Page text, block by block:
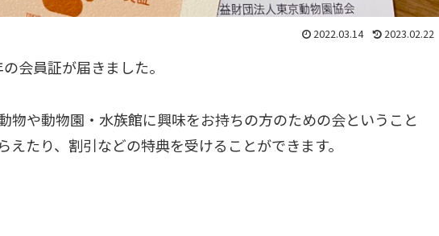
2022.03.14 2023.02.22
会員証が届きました。
物や動物園・水族館に興味をお持ちの方のための会ということ
えたり、割引などの特典を受けることができます。